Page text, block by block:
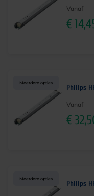
Vanaf
€
Meerdere opties
Philips
Vanaf
€
Meerdere opties
Philips